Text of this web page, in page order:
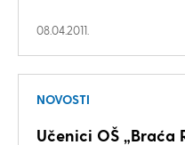
08.04.2011.
NOVOSTI
Učenici OŠ „Braća